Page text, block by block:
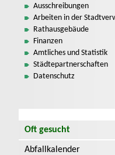
Ausschreibungen
Arbeiten in der
Rathausgebäude
Finanzen
Amtliches und Statistik
Städtepartnerschaften
Datenschutz
Oft gesucht
Abfallkalender